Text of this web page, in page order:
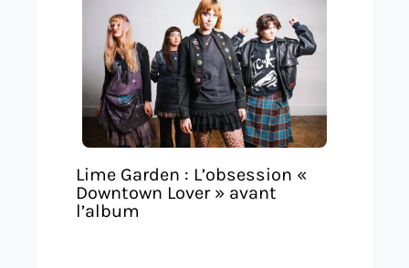
Lime Garden : L’obsession «
Downtown Lover » avant
l’album